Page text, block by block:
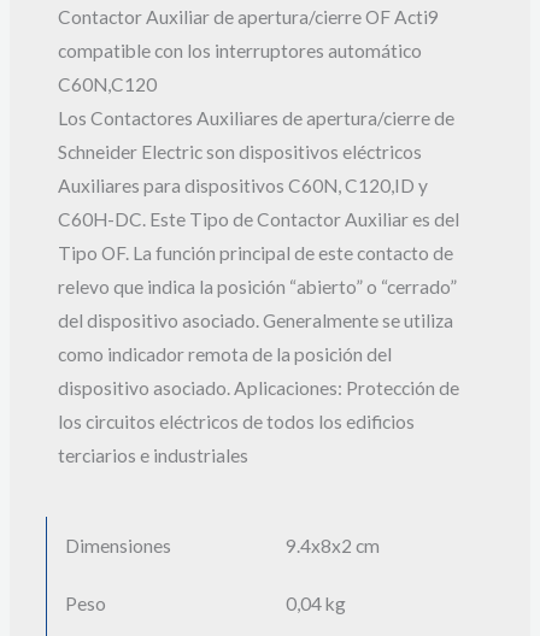
Contactor Auxiliar de apertura/cierre OF Acti9
compatible con los interruptores automático
C60N,C120
Los Contactores Auxiliares de apertura/cierre de
Schneider Electric son dispositivos eléctricos
Auxiliares para dispositivos C60N, C120,ID y
C60H-DC. Este Tipo de Contactor Auxiliar es del
Tipo OF. La función principal de este contacto de
relevo que indica la posición “abierto” o “cerrado”
del dispositivo asociado. Generalmente se utiliza
como indicador remota de la posición del
dispositivo asociado. Aplicaciones: Protección de
los circuitos eléctricos de todos los edificios
terciarios e industriales
Dimensiones 9.4x8x2 cm
Peso 0,04 kg